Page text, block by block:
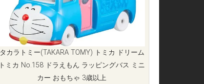
タカラトミー(TAKARA TOMY) トミカ ドリーム
トミカ No.158 ドラえもん ラッピングバス ミニ
カー おもちゃ 3歳以上